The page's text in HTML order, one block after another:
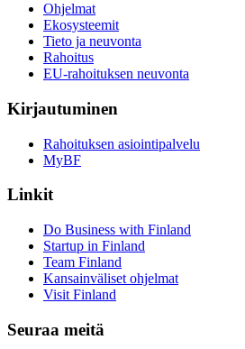
Ohjelmat
Ekosysteemit
Tieto ja neuvonta
Rahoitus
EU-rahoituksen neuvonta
Kirjautuminen
Rahoituksen asiointipalvelu
MyBF
Linkit
Do Business with Finland
Startup in Finland
Team Finland
Kansainväliset ohjelmat
Visit Finland
Seuraa meitä